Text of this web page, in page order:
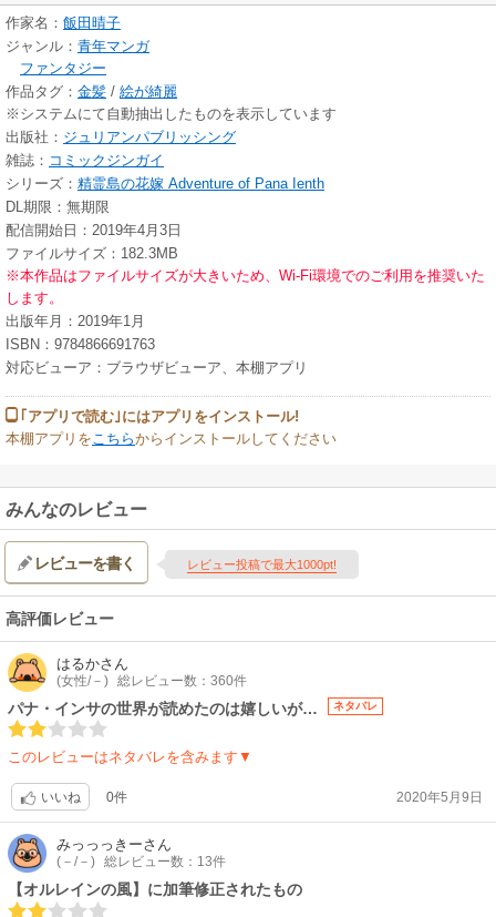
作家名： 飯田晴子
ジャンル： 青年マンガ
ファンタジー
作品タグ： 金髪 / 絵が綺麗
※システムにて自動抽出したものを表示しています
出版社： ジュリアンパブリッシング
雑誌： コミックジンガイ
シリーズ： 精霊島の花嫁 Adventure of Pana Ienth
DL期限：無期限
配信開始日：2019年4月3日
ファイルサイズ：182.3MB
※本作品はファイルサイズが大きいため、Wi-Fi環境でのご利用を推奨いた
します。
出版年月：2019年1月
ISBN：9784866691763
対応ビューア：ブラウザビューア、本棚アプリ
｢アプリで読む｣にはアプリをインストール!
本棚アプリを こちらからインストールしてください
みんなのレビュー
レビューを書く レビュー投稿で最大1000pt!
高評価レビュー
はるかさん
(女性/－) 総レビュー数：360件
パナ・インサの世界が読めたのは嬉しいが… ネタバレ
このレビューはネタバレを含みます▼
いいね 0件 2020年5月9日
みっっっきーさん
(－/－) 総レビュー数：13件
【オルレインの風】に加筆修正されたもの